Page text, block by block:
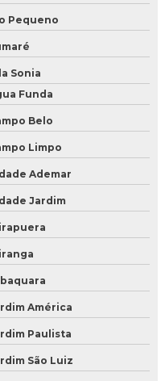
oeste
sul
Pequeno
Sonia
Funda
Belo
Limpo
Ademar
Jardim
América
Paulista
São Luiz